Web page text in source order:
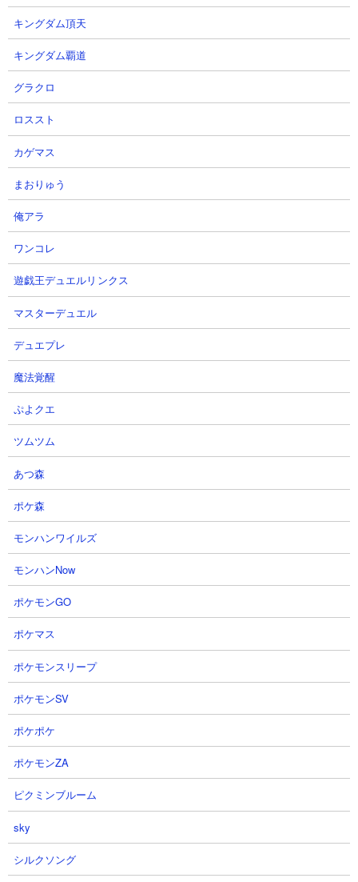
攻撃： 5,500
射程： 420～770（遠方範囲、感知射程320）
能力： 100％の確率で5秒動きを遅くする
属性： 天使、超賢者
１．夕飯の終着点 かさじぞうとクゥとリリィの3
種で攻略
【出撃メンバー】
【攻略概要】
「猫叉Master」さんの攻略動画です。かさじぞうとクゥとリリィ
の3種のみの編成、ノーアイテム＆ノーにゃんコンボ。序盤はあえ
てかさじぞうだけを連打して数を溜めてから進軍。敵本隊が出て
くるタイミングに合わせてリリィとクゥを投入してあとは随時各
キャラ連打していくシンプルな戦い方です。汎用火力として優秀
なかさじぞうが雑魚をしっかり抑え込んでくれるのが大きく、リ
リィとクゥがその間に真レジェンドブンブンを叩いて攻略完了で
す。
２．夕飯の終着点 ウリルやナーラなどを使った無
課金編成攻略
【出撃メンバー】
キングダム頂天
キングダム覇道
グラクロ
ロススト
カゲマス
まおりゅう
俺アラ
ワンコレ
遊戯王デュエルリンクス
マスターデュエル
デュエプレ
魔法覚醒
ぷよクエ
ツムツム
あつ森
ポケ森
モンハンワイルズ
モンハンNow
ポケモンGO
ポケマス
ポケモンスリープ
ポケモンSV
ポケポケ
ポケモンZA
ピクミンブルーム
sky
シルクソング